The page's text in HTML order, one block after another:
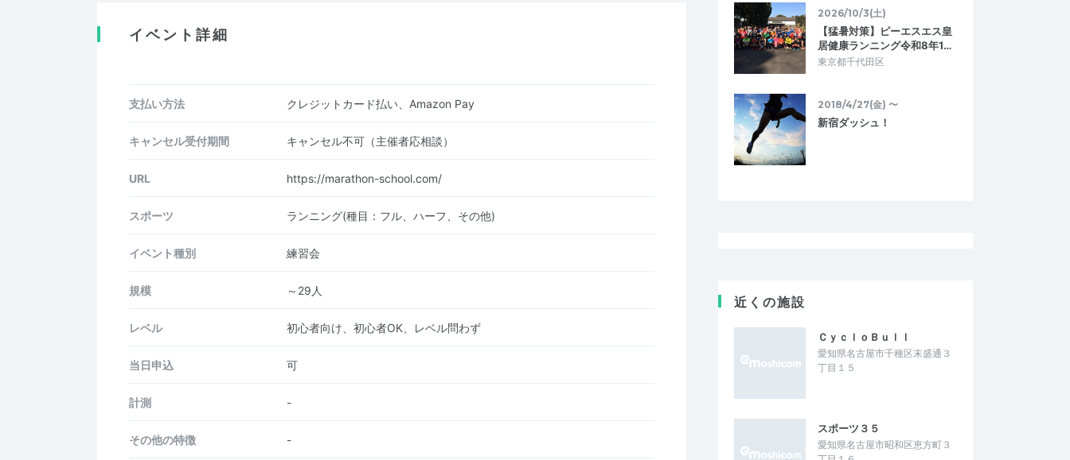
イベント詳細
支払い方法 クレジットカード払い、Amazon Pay
キャンセル受付期間 キャンセル不可（主催者応相談）
URL https://marathon-school.com/
スポーツ ランニング(種目：フル、ハーフ、その他)
イベント種別 練習会
規模 ～29人
レベル 初心者向け、初心者OK、レベル問わず
当日申込 可
計測 -
その他の特徴 -
2026/10/3(土)
【猛暑対策】ピーエスエス皇
居健康ランニング令和8年1…
東京都千代田区
2018/4/27(金) 〜
新宿ダッシュ！
近くの施設
ＣｙｃｌｏＢｕｌｌ
愛知県名古屋市千種区末盛通３
丁目１５
スポーツ３５
愛知県名古屋市昭和区恵方町３